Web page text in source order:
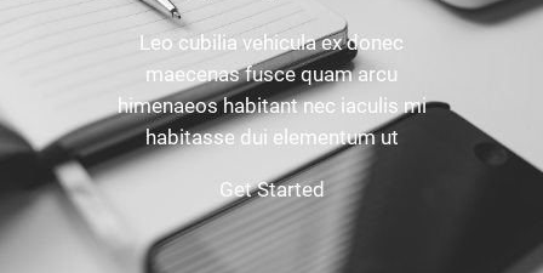
Leo cubilia vehicula ex donec
maecenas fusce quam arcu
himenaeos habitant nec iaculis mi
habitasse dui elementum ut
Get Started